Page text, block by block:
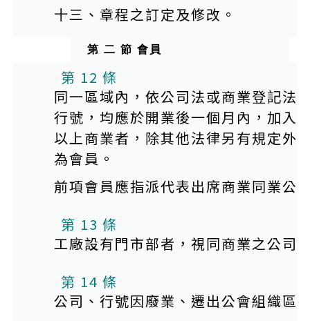
十三、章程之訂定及修改。
第 二 節 會員
第 12 條
同一區域內，依公司法或商業登記法
行號，均應於開業後一個月內，加入
以上商業者，除其他法律另有規定外
為會員。
前項會員應指派代表出席商業同業公
第 13 條
工廠設有門市部者，視同商業之公司
第 14 條
公司、行號因廢業、遷出公會組織區